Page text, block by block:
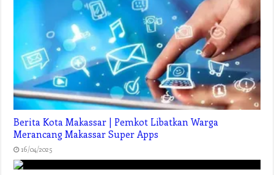
Berita Kota Makassar | Pemkot Libatkan Warga
Merancang Makassar Super Apps
16/04/2025